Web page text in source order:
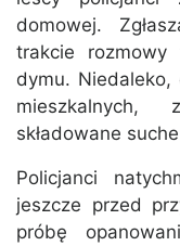
domowej.
trakcie rozmowy
dymu. Niedaleko,
mieszkalnych,
składowane
Policjanci
jeszcze przed
próbę